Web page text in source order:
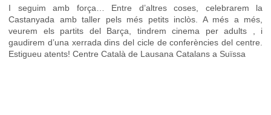
I seguim amb força… Entre d’altres coses, celebrarem la
Castanyada amb taller pels més petits inclòs. A més a més,
veurem els partits del Barça, tindrem cinema per adults , i
gaudirem d’una xerrada dins del cicle de conferències del centre.
Estigueu atents! Centre Català de Lausana Catalans a Suïssa